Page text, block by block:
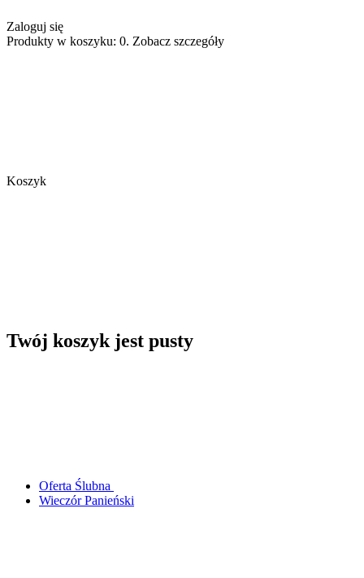
Zaloguj się
Produkty w koszyku: 0. Zobacz szczegóły
Koszyk
Twój koszyk jest pusty
Oferta Ślubna
Wieczór Panieński